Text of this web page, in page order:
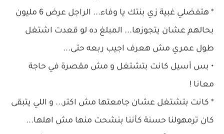
* هتفضلي غبية زي بنتك يا وفاء... الراجل عرض 6 مليون
بحالهم عشان يتجوزها... المبلغ ده لو قعدت اشتغل
طول عمري مش هعرف اجيب ربعه حتى...
• بس أسيل كانت بتشتغل و مش مقصرة في حاجة
معانا !
* كانت بتشتغل عشان جامعتها مش اكتر... و اللي يتبقى
كان ترمهولنا حسنة كأننا بنشحت منها مش اهلها...